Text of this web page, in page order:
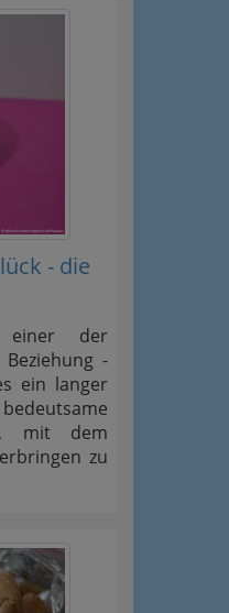
- die
der
-
ein langer
mit dem
zu